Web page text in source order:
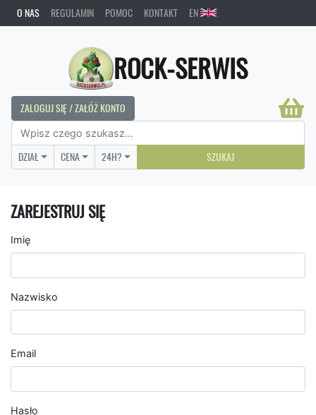
O NAS REGULAMIN POMOC KONTAKT EN
ROCK-SERWIS
ZALOGUJ SIĘ / ZAŁÓŻ KONTO
DZIAŁ CENA 24H? SZUKAJ
ZAREJESTRUJ SIĘ
Imię
Nazwisko
Email
Hasło